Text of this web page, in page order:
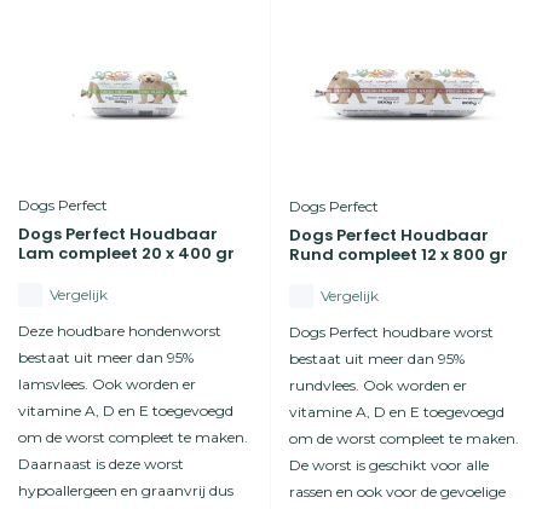
Dogs Perfect
Dogs Perfect Houdbaar
Lam compleet 20 x 400 gr
Vergelijk
Deze houdbare hondenworst
bestaat uit meer dan 95%
lamsvlees. Ook worden er
vitamine A, D en E toegevoegd
om de worst compleet te maken.
Daarnaast is deze worst
hypoallergeen en graanvrij dus
Dogs Perfect
Dogs Perfect Houdbaar
Rund compleet 12 x 800 gr
Vergelijk
Dogs Perfect houdbare worst
bestaat uit meer dan 95%
rundvlees. Ook worden er
vitamine A, D en E toegevoegd
om de worst compleet te maken.
De worst is geschikt voor alle
rassen en ook voor de gevoelige